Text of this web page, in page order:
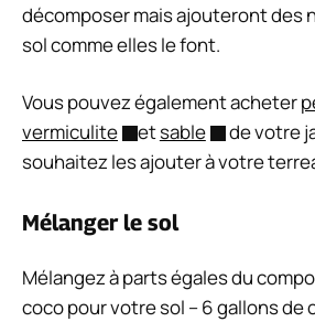
décomposer mais ajouteront des
sol comme elles le font.
Vous pouvez également acheter
vermiculite
etsable
de votre
souhaitez les ajouter à votre
Mélanger le sol
Mélangez à parts égales du
coco pour votre sol – 6 gallons de